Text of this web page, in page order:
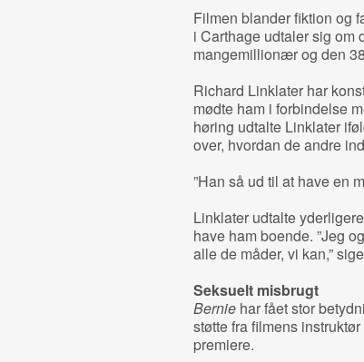
Filmen blander fiktion og
i Carthage udtaler sig om
mangemillionær og den
Richard Linklater har
mødte ham i forbindelse
høring udtalte Linklater
over, hvordan de andre
”Han så ud til at have en
Linklater udtalte
have ham boende. ”Jeg
alle de måder, vi kan,”
Seksuelt misbrugt
Berniehar fået stor
støtte fra filmens
premiere.